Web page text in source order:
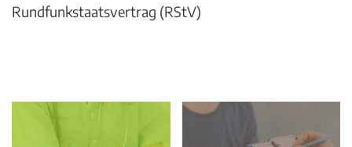
Rundfunkstaatsvertrag (RStV)